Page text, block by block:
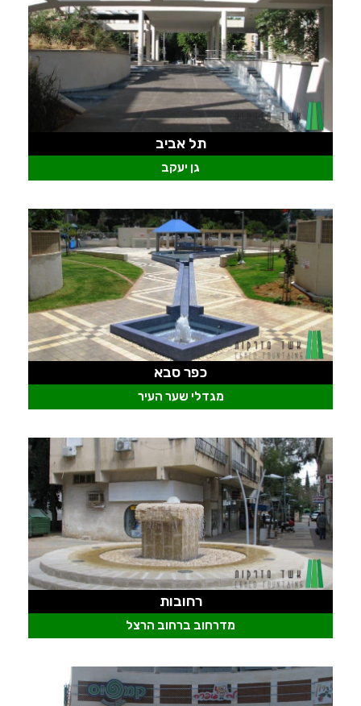
גן יעקב
תל אביב
מגדלי שער העיר
כפר סבא
מדרחוב ברחוב הרצל
רחובות